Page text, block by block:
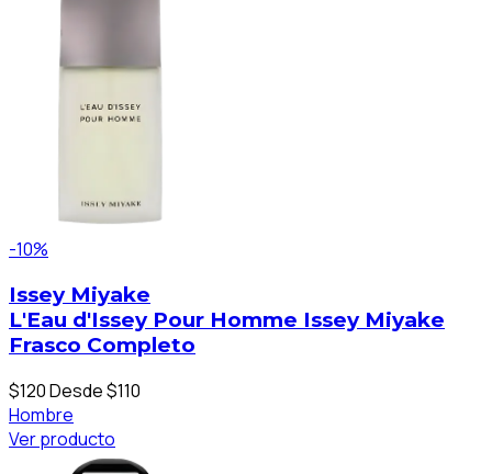
-10%
Issey Miyake
L'Eau d'Issey Pour Homme Issey Miyake
Frasco Completo
$120Desde $110
Hombre
Ver producto